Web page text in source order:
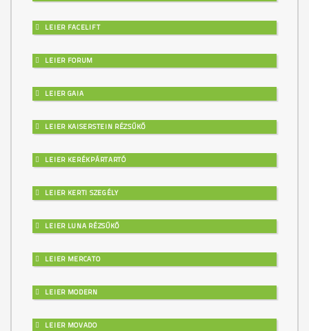
LEIER FACELIFT
LEIER FORUM
LEIER GAIA
LEIER KAISERSTEIN RÉZSŰKŐ
LEIER KERÉKPÁRTARTÓ
LEIER KERTI SZEGÉLY
LEIER LUNA RÉZSŰKŐ
LEIER MERCATO
LEIER MODERN
LEIER MOVADO